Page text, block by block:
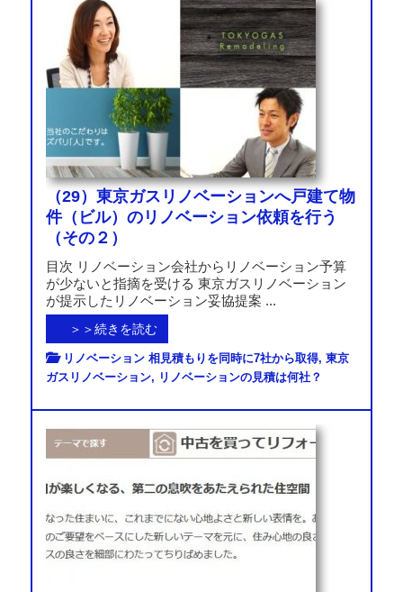
（29）東京ガスリノベーションへ戸建て物
件（ビル）のリノベーション依頼を行う
（その２）
目次 リノベーション会社からリノベーション予算
が少ないと指摘を受ける 東京ガスリノベーション
が提示したリノベーション妥協提案 ...
＞＞続きを読む
リノベーション 相見積もりを同時に7社から取得, 東京
ガスリノベーション, リノベーションの見積は何社？